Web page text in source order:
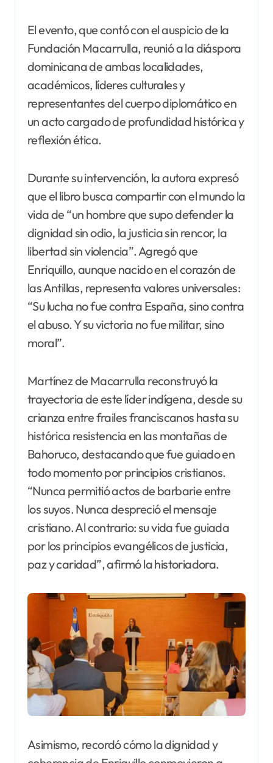
El evento, que contó con el auspicio de la
Fundación Macarrulla, reunió a la diáspora
dominicana de ambas localidades,
académicos, líderes culturales y
representantes del cuerpo diplomático en
un acto cargado de profundidad histórica y
reflexión ética.
Durante su intervención, la autora expresó
que el libro busca compartir con el mundo la
vida de “un hombre que supo defender la
dignidad sin odio, la justicia sin rencor, la
libertad sin violencia”. Agregó que
Enriquillo, aunque nacido en el corazón de
las Antillas, representa valores universales:
“Su lucha no fue contra España, sino contra
el abuso. Y su victoria no fue militar, sino
moral”.
Martínez de Macarrulla reconstruyó la
trayectoria de este líder indígena, desde su
crianza entre frailes franciscanos hasta su
histórica resistencia en las montañas de
Bahoruco, destacando que fue guiado en
todo momento por principios cristianos.
“Nunca permitió actos de barbarie entre
los suyos. Nunca despreció el mensaje
cristiano. Al contrario: su vida fue guiada
por los principios evangélicos de justicia,
paz y caridad”, afirmó la historiadora.
Asimismo, recordó cómo la dignidad y